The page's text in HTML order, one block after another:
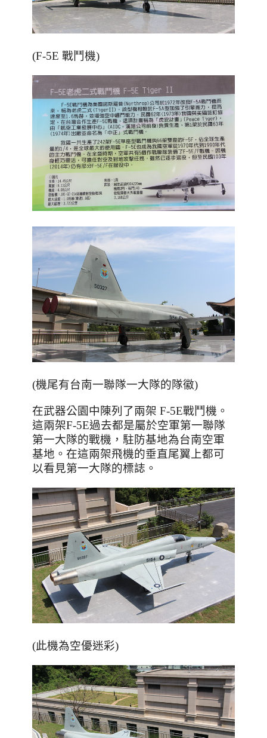
(F-5E 戰鬥機)
(機尾有台南一聯隊一大隊的隊徽)
在武器公園中陳列了兩架 F-5E戰鬥機。
這兩架F-5E過去都是屬於空軍第一聯隊
第一大隊的戰機，駐防基地為台南空軍
基地。在這兩架飛機的垂直尾翼上都可
以看見第一大隊的標誌。
(此機為空優迷彩)